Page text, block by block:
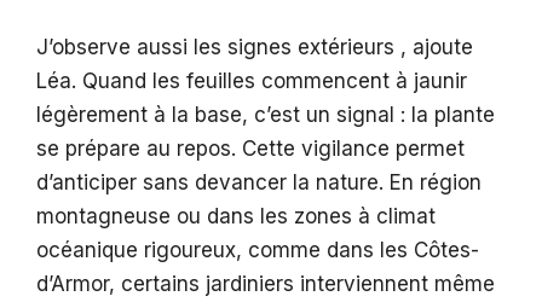
J’observe aussi les signes extérieurs , ajoute
Léa. Quand les feuilles commencent à jaunir
légèrement à la base, c’est un signal : la plante
se prépare au repos. Cette vigilance permet
d’anticiper sans devancer la nature. En région
montagneuse ou dans les zones à climat
océanique rigoureux, comme dans les Côtes-
d’Armor, certains jardiniers interviennent même